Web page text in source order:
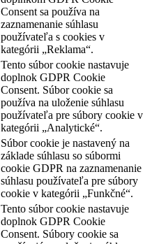
Consent sa používa na
zaznamenanie súhlasu
používateľa s cookies v
kategórii „Reklama“.
Tento súbor cookie nastavuje
doplnok GDPR Cookie
Consent. Súbor cookie sa
používa na uloženie súhlasu
používateľa pre súbory cookie v
kategórii „Analytické“.
Súbor cookie je nastavený na
základe súhlasu so súbormi
cookie GDPR na zaznamenanie
súhlasu používateľa pre súbory
cookie v kategórii „Funkčné“.
Tento súbor cookie nastavuje
doplnok GDPR Cookie
Consent. Súbory cookie sa